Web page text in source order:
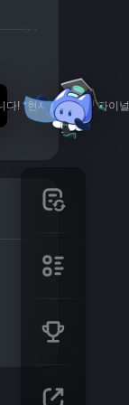
다! *현재 내용은 「파